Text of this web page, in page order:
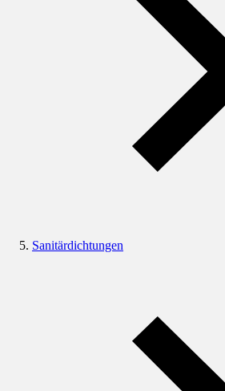
Sanitärdichtungen